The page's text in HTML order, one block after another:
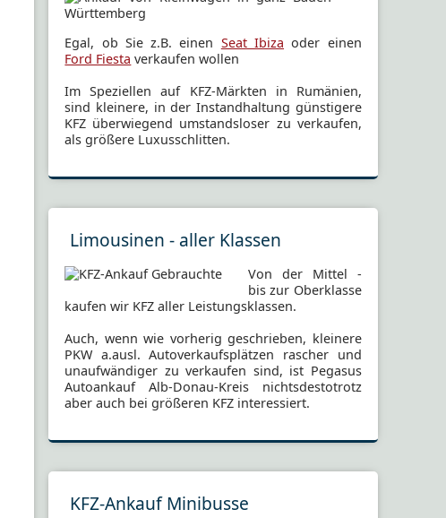
Egal, ob Sie z.B. einen Seat Ibiza oder einen
Ford Fiesta verkaufen wollen
Im Speziellen auf KFZ-Märkten in Rumänien,
sind kleinere, in der Instandhaltung günstigere
KFZ überwiegend umstandsloser zu verkaufen,
als größere Luxusschlitten.
Limousinen - aller Klassen
Von der Mittel -
bis zur Oberklasse
kaufen wir KFZ aller Leistungsklassen.
Auch, wenn wie vorherig geschrieben, kleinere
PKW a.ausl. Autoverkaufsplätzen rascher und
unaufwändiger zu verkaufen sind, ist Pegasus
Autoankauf Alb-Donau-Kreis nichtsdestotrotz
aber auch bei größeren KFZ interessiert.
KFZ-Ankauf Minibusse